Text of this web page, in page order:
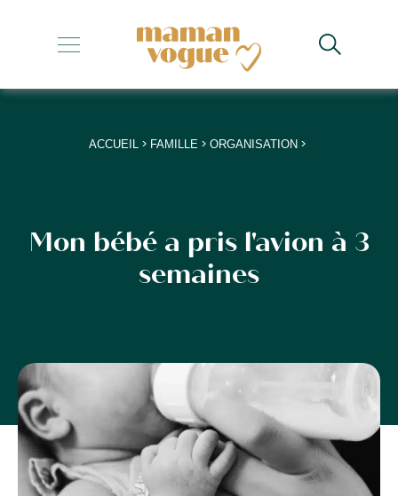
+
+
+
+
ACCUEIL > FAMILLE > ORGANISATION >
Mon bébé a pris l'avion à 3
semaines